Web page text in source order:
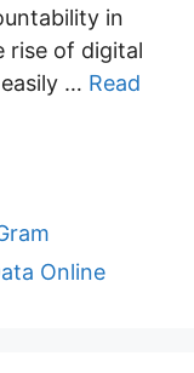
in
rise of digital
… Read
Online